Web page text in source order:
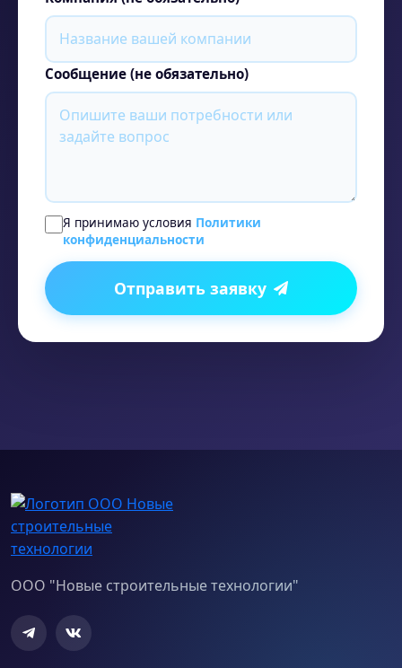
Сообщение (не обязательно)
Я принимаю условия Политики
конфиденциальности
Отправить заявку
ООО "Новые строительные технологии"